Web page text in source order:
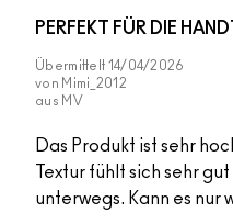
PERFEKT FÜR DIE
Übermittelt 14/04/2026
von Mimi_2012
aus MV
Das Produkt ist sehr
Textur fühlt sich sehr
unterwegs. Kann es nur